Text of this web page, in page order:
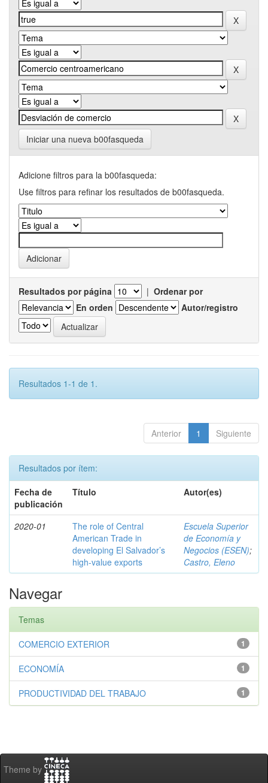
Iniciar una nueva b00fasqueda
Adicione filtros para la b00fasqueda:
Use filtros para refinar los resultados de b00fasqueda.
Resultados por página | Ordenar por
En orden
Autor/registro
Resultados 1-1 de 1.
Anterior 1 Siguiente
Resultados por ítem:
Fecha de
publicación
Título Autor(es)
2020-01
The role of Central
American Trade in
developing El Salvador’s
high-value exports
Escuela Superior
de Economía y
Negocios (ESEN);
Castro, Eleno
Navegar
Temas
1
COMERCIO EXTERIOR
1
ECONOMÍA
1
PRODUCTIVIDAD DEL TRABAJO
Theme by